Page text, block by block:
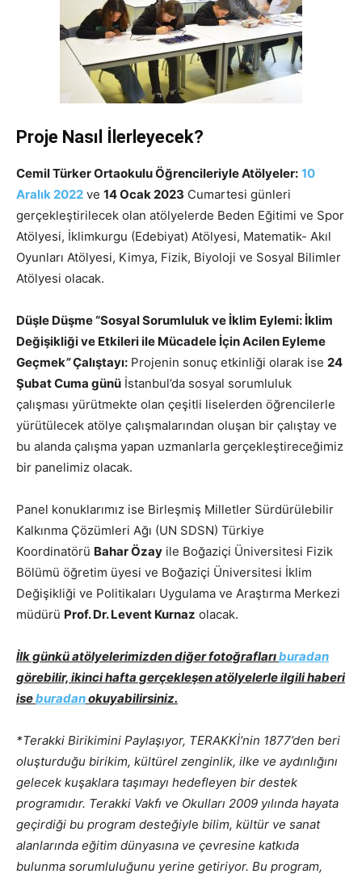
Proje Nasıl İlerleyecek?
Cemil Türker Ortaokulu Öğrencileriyle Atölyeler: 10
Aralık 2022 ve 14 Ocak 2023 Cumartesi günleri
gerçekleştirilecek olan atölyelerde Beden Eğitimi ve Spor
Atölyesi, İklimkurgu (Edebiyat) Atölyesi, Matematik- Akıl
Oyunları Atölyesi, Kimya, Fizik, Biyoloji ve Sosyal Bilimler
Atölyesi olacak.
Düşle Düşme “Sosyal Sorumluluk ve İklim Eylemi: İklim
Değişikliği ve Etkileri ile Mücadele İçin Acilen Eyleme
Geçmek”Çalıştayı: Projenin sonuç etkinliği olarak ise 24
Şubat Cuma günü İstanbul’da sosyal sorumluluk
çalışması yürütmekte olan çeşitli liselerden öğrencilerle
yürütülecek atölye çalışmalarından oluşan bir çalıştay ve
bu alanda çalışma yapan uzmanlarla gerçekleştireceğimiz
bir panelimiz olacak.
Panel konuklarımız ise Birleşmiş Milletler Sürdürülebilir
Kalkınma Çözümleri Ağı (UN SDSN) Türkiye
Koordinatörü Bahar Özay ile Boğaziçi Üniversitesi Fizik
Bölümü öğretim üyesi ve Boğaziçi Üniversitesi İklim
Değişikliği ve Politikaları Uygulama ve Araştırma Merkezi
müdürü Prof. Dr. Levent Kurnaz olacak.
İlk günkü atölyelerimizden diğer fotoğraflarıburadan
görebilir, ikinci hafta gerçekleşen atölyelerle ilgili haberi
iseburadanokuyabilirsiniz.
*Terakki Birikimini Paylaşıyor, TERAKKİ’nin 1877’den beri
oluşturduğu birikim, kültürel zenginlik, ilke ve aydınlığını
gelecek kuşaklara taşımayı hedefleyen bir destek
programıdır. Terakki Vakfı ve Okulları 2009 yılında hayata
geçirdiği bu program desteğiyle bilim, kültür ve sanat
alanlarında eğitim dünyasına ve çevresine katkıda
bulunma sorumluluğunu yerine getiriyor. Bu program,